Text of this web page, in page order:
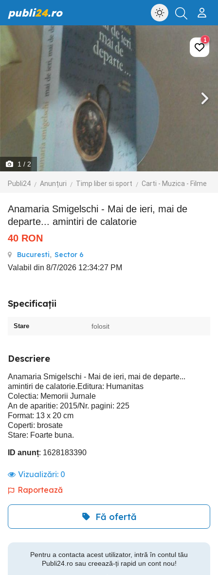
publi24.ro
1 / 2
Publi24 Anunțuri Timp liber si sport Carti - Muzica - Filme
1
Anamaria Smigelschi - Mai de ieri, mai de
departe... amintiri de calatorie
40 RON
Bucuresti, Sector 6
Valabil din 8/7/2026 12:34:27 PM
Specificații
Stare folosit
Descriere
Anamaria Smigelschi - Mai de ieri, mai de departe...
amintiri de calatorie.Editura: Humanitas
Colectia: Memorii Jurnale
An de aparitie: 2015/Nr. pagini: 225
Format: 13 x 20 cm
Coperti: brosate
Stare: Foarte buna.
ID anunț: 1628183390
Vizualizări: 0
Raportează
Fă ofertă
Pentru a contacta acest utilizator, intră în contul tău
Publi24.ro sau creează-ți rapid un cont nou!